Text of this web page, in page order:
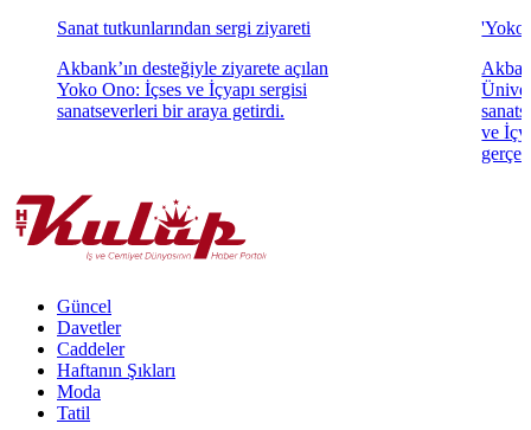
Sanat tutkunlarından sergi ziyareti
Akbank’ın desteğiyle ziyarete açılan
Yoko Ono: İçses ve İçyapı sergisi
sanatseverleri bir araya getirdi.
'Yoko
ve
Güncel
Davetler
Caddeler
Haftanın Şıkları
Moda
Tatil